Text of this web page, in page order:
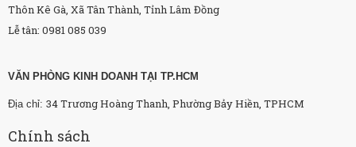
Thôn Kê Gà, Xã Tân Thành, Tỉnh Lâm Đồng
Lễ tân: 0981 085 039
VĂN PHÒNG KINH DOANH TẠI TP.HCM
Địa chỉ: 34 Trương Hoàng Thanh, Phường Bảy Hiền, TPHCM
Chính sách